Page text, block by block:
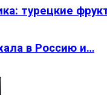
турецкие
в Россию и…